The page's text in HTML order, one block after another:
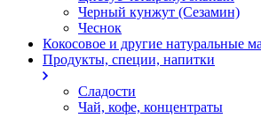
Черный кунжут (Сезамин)
Чеснок
Кокосовое и другие натуральные
Продукты, специи, напитки
Сладости
Чай, кофе, концентраты